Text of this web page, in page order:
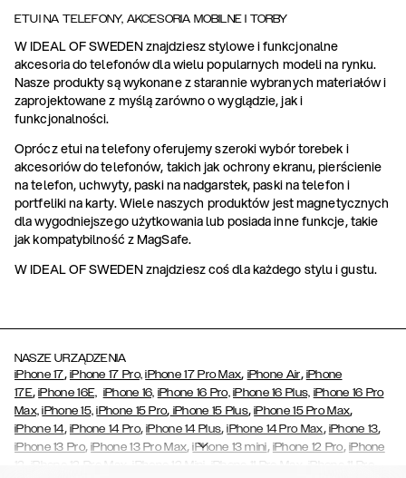
ETUI NA TELEFONY, AKCESORIA MOBILNE I TORBY
W IDEAL OF SWEDEN znajdziesz stylowe i funkcjonalne
akcesoria do telefonów dla wielu popularnych modeli na rynku.
Nasze produkty są wykonane z starannie wybranych materiałów i
zaprojektowane z myślą zarówno o wyglądzie, jak i
funkcjonalności.
Oprócz etui na telefony oferujemy szeroki wybór torebek i
akcesoriów do telefonów, takich jak ochrony ekranu, pierścienie
na telefon, uchwyty, paski na nadgarstek, paski na telefon i
portfeliki na karty. Wiele naszych produktów jest magnetycznych
dla wygodniejszego użytkowania lub posiada inne funkcje, takie
jak kompatybilność z MagSafe.
W IDEAL OF SWEDEN znajdziesz coś dla każdego stylu i gustu.
NASZE URZĄDZENIA
iPhone 17, iPhone 17 Pro, iPhone 17 Pro Max, iPhone Air, iPhone
17E,iPhone 16E, iPhone 16, iPhone 16 Pro, iPhone 16 Plus, iPhone 16 Pro
Max, iPhone 15, iPhone 15 Pro, iPhone 15 Plus,iPhone 15 Pro Max,
iPhone 14, iPhone 14 Pro,iPhone 14 Plus,iPhone 14 Pro Max, iPhone 13,
iPhone 13 Pro,iPhone 13 Pro Max,iPhone 13 mini, iPhone 12 Pro, iPhone
12
iPhone 12 Pro Max iPhone 12 Mini iPhone 11 Pro Max iPhone 11 Pro